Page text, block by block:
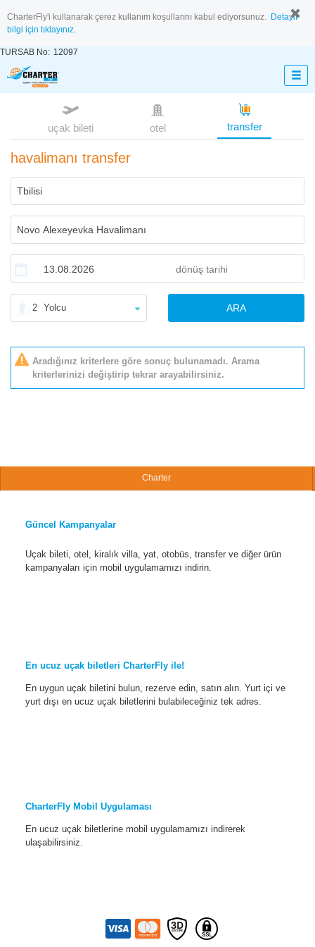
CharterFly'i kullanarak çerez kullanım koşullarını kabul ediyorsunuz. Detaylı
bilgi için tıklayınız.
TURSAB No: 12097
uçak bileti otel transfer
havalimanı transfer
2 Yolcu ARA
Aradığınız kriterlere göre sonuç bulunamadı. Arama
kriterlerinizi değiştirip tekrar arayabilirsiniz.
Charter
Güncel Kampanyalar
Uçak bileti, otel, kiralık villa, yat, otobüs, transfer ve diğer ürün
kampanyaları için mobil uygulamamızı indirin.
En ucuz uçak biletleri CharterFly ile!
En uygun uçak biletini bulun, rezerve edin, satın alın. Yurt içi ve
yurt dışı en ucuz uçak biletlerini bulabileceğiniz tek adres.
CharterFly Mobil Uygulaması
En ucuz uçak biletlerine mobil uygulamamızı indirerek
ulaşabilirsiniz.